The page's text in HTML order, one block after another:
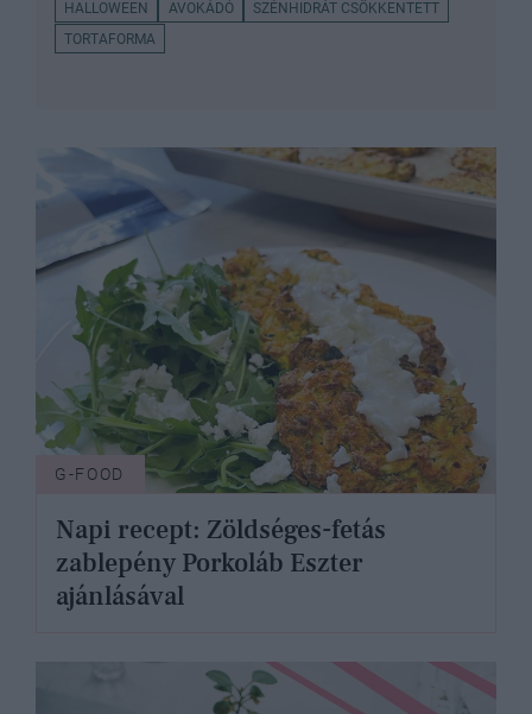
HALLOWEEN AVOKÁDÓ
SZÉNHIDRÁT CSÖKKENTETT
TORTAFORMA
G-FOOD
Napi recept: Zöldséges-fetás
zablepény Porkoláb Eszter
ajánlásával